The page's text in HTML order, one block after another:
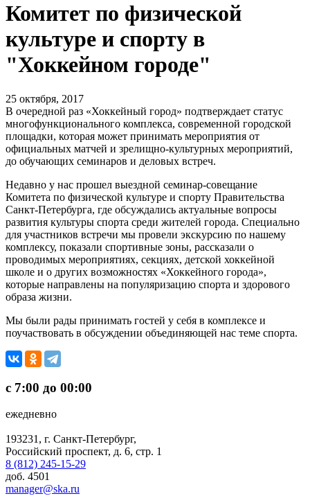
Комитет по физической
культуре и спорту в
"Хоккейном городе"
25 октября, 2017
В очередной раз «Хоккейный город» подтверждает статус
многофункционального комплекса, современной городской
площадки, которая может принимать мероприятия от
официальных матчей и зрелищно-культурных мероприятий,
до обучающих семинаров и деловых встреч.
Недавно у нас прошел выездной семинар-совещание
Комитета по физической культуре и спорту Правительства
Санкт-Петербурга, где обсуждались актуальные вопросы
развития культуры спорта среди жителей города. Специально
для участников встречи мы провели экскурсию по нашему
комплексу, показали спортивные зоны, рассказали о
проводимых мероприятиях, секциях, детской хоккейной
школе и о других возможностях «Хоккейного города»,
которые направлены на популяризацию спорта и здорового
образа жизни.
Мы были рады принимать гостей у себя в комплексе и
поучаствовать в обсуждении объединяющей нас теме спорта.
с 7:00 до 00:00
ежедневно
193231, г. Санкт-Петербург,
Российский проспект, д. 6, стр. 1
8 (812) 245-15-29
доб. 4501
manager@ska.ru